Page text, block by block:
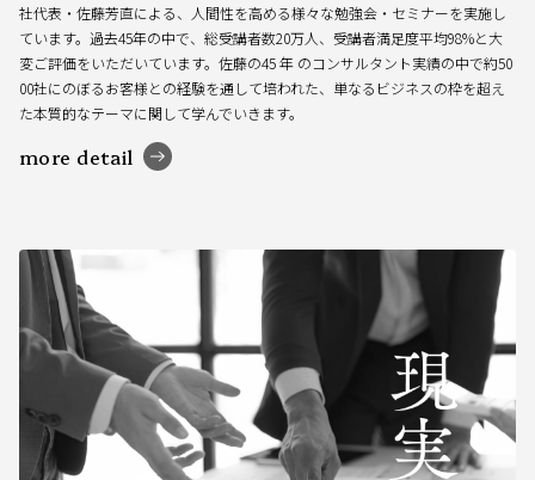
社代表・佐藤芳直による、人間性を高める様々な勉強会・セミナーを実施し
ています。過去45年の中で、総受講者数20万人、受講者満足度平均98%と大
変ご評価をいただいています。佐藤の45 年 のコンサルタント実績の中で約50
00社にのぼるお客様との経験を通して培われた、単なるビジネスの枠を超え
た本質的なテーマに関して学んでいきます。
more detail